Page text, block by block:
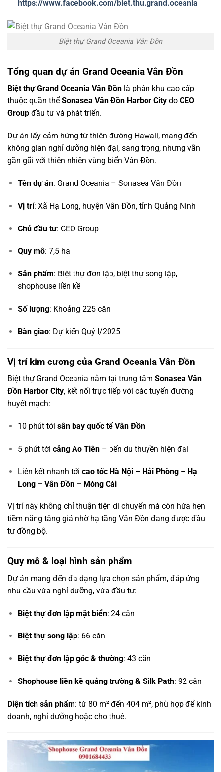
https://www.facebook.com/biet.thu.grand.oceania
Biệt thự Grand Oceania Vân Đồn
Tổng quan dự án Grand Oceania Vân Đồn
Biệt thự Grand Oceania Vân Đồn là phân khu cao cấp
thuộc quần thể Sonasea Vân Đồn Harbor City do CEO
Group đầu tư và phát triển.
Dự án lấy cảm hứng từ thiên đường Hawaii, mang đến
không gian nghỉ dưỡng hiện đại, sang trọng, nhưng vẫn
gần gũi với thiên nhiên vùng biển Vân Đồn.
Tên dự án: Grand Oceania – Sonasea Vân Đồn
Vị trí: Xã Hạ Long, huyện Vân Đồn, tỉnh Quảng Ninh
Chủ đầu tư: CEO Group
Quy mô: 7,5 ha
Sản phẩm: Biệt thự đơn lập, biệt thự song lập,
shophouse liền kề
Số lượng: Khoảng 225 căn
Bàn giao: Dự kiến Quý I/2025
Vị trí kim cương của Grand Oceania Vân Đồn
Biệt thự Grand Oceania nằm tại trung tâm Sonasea Vân
Đồn Harbor City, kết nối trực tiếp với các tuyến đường
huyết mạch:
10 phút tới sân bay quốc tế Vân Đồn
5 phút tới cảng Ao Tiên– bến du thuyền hiện đại
Liên kết nhanh tới cao tốc Hà Nội – Hải Phòng – Hạ
Long – Vân Đồn – Móng Cái
Vị trí này không chỉ thuận tiện di chuyển mà còn hứa hẹn
tiềm năng tăng giá nhờ hạ tầng Vân Đồn đang được đầu
tư đồng bộ.
Quy mô & loại hình sản phẩm
Dự án mang đến đa dạng lựa chọn sản phẩm, đáp ứng
nhu cầu vừa nghỉ dưỡng, vừa đầu tư:
Biệt thự đơn lập mặt biển: 24 căn
Biệt thự song lập: 66 căn
Biệt thự đơn lập góc & thường: 43 căn
Shophouse liền kề quảng trường & Silk Path: 92 căn
Diện tích sản phẩm: từ 80 m² đến 404 m², phù hợp để kinh
doanh, nghỉ dưỡng hoặc cho thuê.